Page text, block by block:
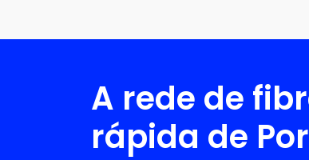
A rede de
rápida de